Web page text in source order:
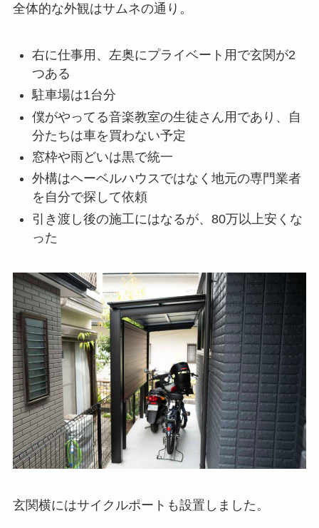
全体的な外観はサムネの通り。
右に仕事用、左奥にプライベート用で玄関が2
つある
駐車場は1台分
僕がやってる音楽教室の生徒さん用であり、自
分たちは車を買わない予定
窓枠や雨どいは黒で統一
外構はヘーベルハウスではなく地元の専門業者
を自分で探して依頼
引き渡し後の施工にはなるが、80万以上安くな
った
玄関横にはサイクルポートも設置しました。